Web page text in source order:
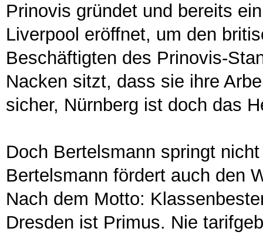
Prinovis gründet und bereits
Liverpool eröffnet, um den
Beschäftigten des Prinovis-
Nacken sitzt, dass sie ihre
sicher, Nürnberg ist doch das
Doch Bertelsmann springt
Bertelsmann fördert auch den
Nach dem Motto:
Dresden ist Primus. Nie